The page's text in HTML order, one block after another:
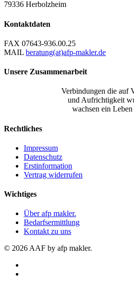
79336 Herbolzheim
Kontaktdaten
FAX 07643-936.00.25
MAIL beratung(at)afp-makler.de
Unsere Zusammenarbeit
Verbindungen die auf
und Aufrichtigkeit
wachsen ein Leben
Rechtliches
Impressum
Datenschutz
Erstinformation
Vertrag widerrufen
Wichtiges
Über afp makler.
Bedarfsermittlung
Kontakt zu uns
© 2026 AAF by afp makler.